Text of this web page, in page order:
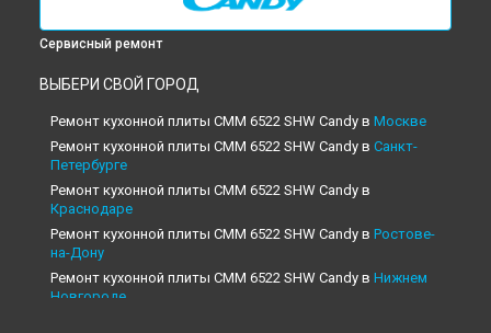
Сервисный ремонт
ВЫБЕРИ СВОЙ ГОРОД
Ремонт кухонной плиты CMM 6522 SHW Candy в Москве
Ремонт кухонной плиты CMM 6522 SHW Candy в Санкт-
Петербурге
Ремонт кухонной плиты CMM 6522 SHW Candy в
Краснодаре
Ремонт кухонной плиты CMM 6522 SHW Candy в Ростове-
на-Дону
Ремонт кухонной плиты CMM 6522 SHW Candy в Нижнем
Новгороде